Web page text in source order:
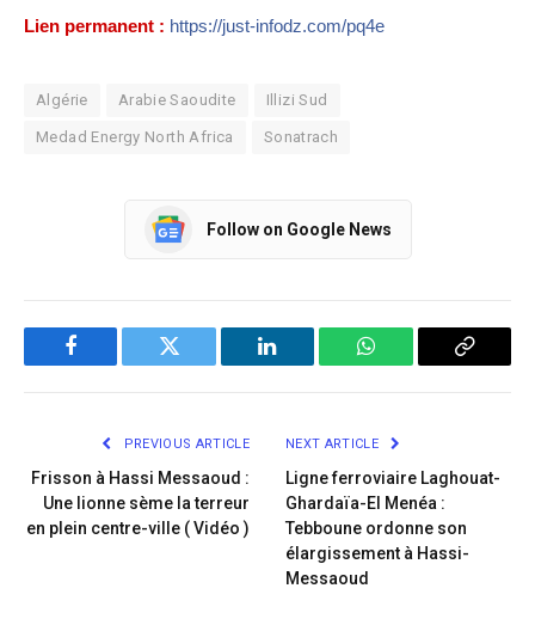
Lien permanent : https://just-infodz.com/pq4e
Algérie Arabie Saoudite Illizi Sud
Medad Energy North Africa Sonatrach
Follow on Google News
Facebook Twitter LinkedIn WhatsApp Copy
PREVIOUS ARTICLE
Frisson à Hassi Messaoud :
Une lionne sème la terreur
en plein centre-ville ( Vidéo )​
NEXT ARTICLE
Ligne ferroviaire Laghouat-
Ghardaïa-El Menéa :
Tebboune ordonne son
élargissement à Hassi-
Messaoud